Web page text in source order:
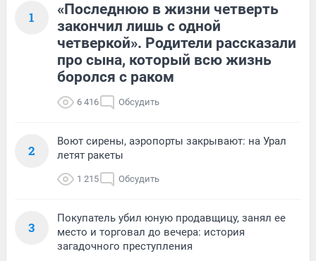
1
«Последнюю в жизни четверть
закончил лишь с одной
четверкой». Родители рассказали
про сына, который всю жизнь
боролся с раком
6 416 Обсудить
2
Воют сирены, аэропорты закрывают: на Урал
летят ракеты
1 215 Обсудить
3
Покупатель убил юную продавщицу, занял ее
место и торговал до вечера: история
загадочного преступления